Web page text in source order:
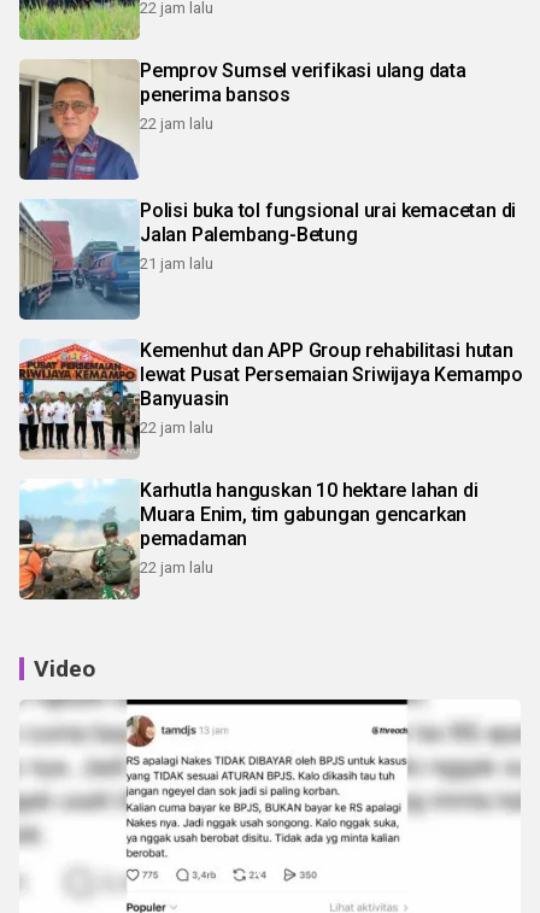
22 jam lalu
Pemprov Sumsel verifikasi ulang data
penerima bansos
22 jam lalu
Polisi buka tol fungsional urai kemacetan di
Jalan Palembang-Betung
21 jam lalu
Kemenhut dan APP Group rehabilitasi hutan
lewat Pusat Persemaian Sriwijaya Kemampo
Banyuasin
22 jam lalu
Karhutla hanguskan 10 hektare lahan di
Muara Enim, tim gabungan gencarkan
pemadaman
22 jam lalu
Video